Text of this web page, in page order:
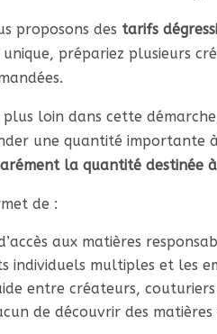
proposons des tarifs
prépariez plusieurs
loin dans cette
une quantité importante
la quantité destinée
de :
aux matières
individuels multiples et les
entre créateurs,
de découvrir des